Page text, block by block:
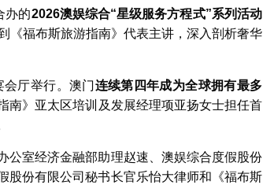
办的2026澳娱综合“星级服务方程式”系列活动
《福布斯旅游指南》代表主讲，深入剖析奢华
厅举行。澳门 连续第四年成为全球拥有最多
南》亚太区培训及发展经理项亚扬女士担任首
公室经济金融部助理赵速、澳娱综合度假股份
股份有限公司秘书长官乐怡大律师和《福布斯